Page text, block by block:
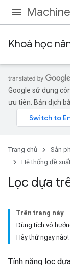
Khoá học
Google sử dụng
ưu tiên. Bản dịch
Trang chủ Sản
Hệ thống đề
Lọc dựa
Trên trang này
Dùng tích vô
Hãy thử ngay nào!
Tính năng lọc